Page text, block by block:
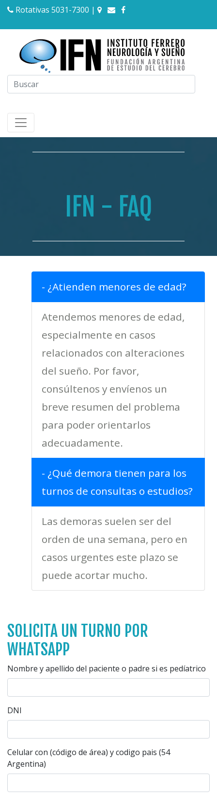
Rotativas 5031-7300 |
IFN - FAQ
- ¿Atienden menores de edad?
Atendemos menores de edad,
especialmente en casos
relacionados con alteraciones
del sueño. Por favor,
consúltenos y envíenos un
breve resumen del problema
para poder orientarlos
adecuadamente.
- ¿Qué demora tienen para los
turnos de consultas o estudios?
Las demoras suelen ser del
orden de una semana, pero en
casos urgentes este plazo se
puede acortar mucho.
SOLICITA UN TURNO POR
WHATSAPP
Nombre y apellido del paciente o padre si es pedíatrico
DNI
Celular con (código de área) y codigo pais (54
Argentina)